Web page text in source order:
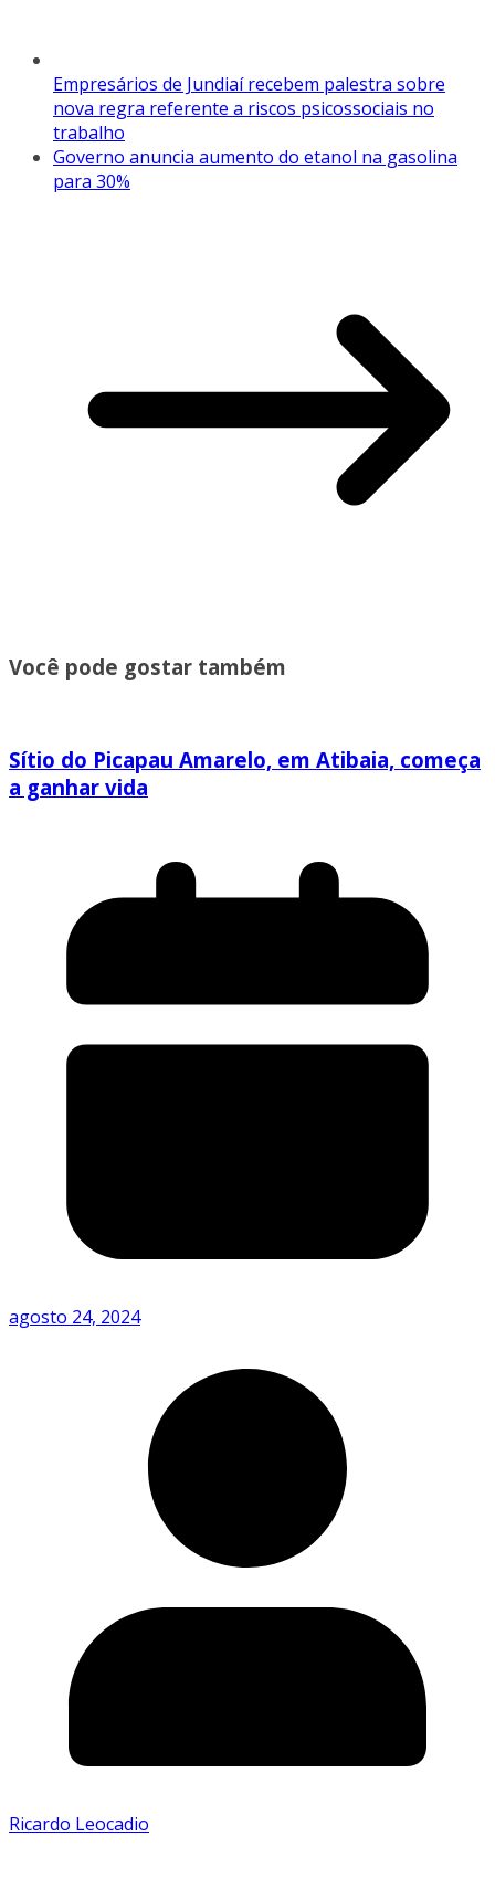
Empresários de Jundiaí recebem palestra sobre
nova regra referente a riscos psicossociais no
trabalho
Governo anuncia aumento do etanol na gasolina
para 30%
Você pode gostar também
Sítio do Picapau Amarelo, em Atibaia, começa
a ganhar vida
agosto 24, 2024
Ricardo Leocadio